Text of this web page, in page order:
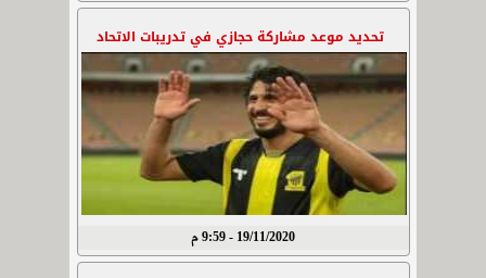
تحديد موعد مشاركة حجازي في تدريبات الاتحاد
19/11/2020 - 9:59 م